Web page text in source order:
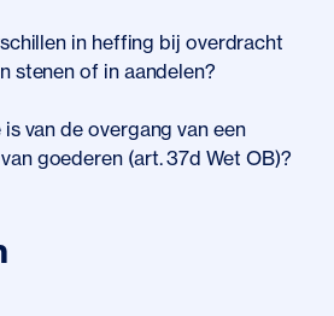
in heffing bij overdracht
stenen of in aandelen?
van de overgang van een
goederen (art. 37d Wet OB)?